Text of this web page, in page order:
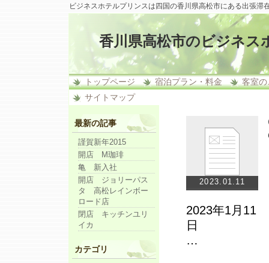
ビジネスホテルプリンスは四国の香川県高松市にある出張
香川県高松市のビジネ
トップページ 宿泊プラン・料金
客室
サイトマップ
2023.01.11
2023年1月11
…
最新の記事
謹賀新年2015
開店 M珈琲
亀 新入社
開店 ジョリーパス
タ 高松レインボー
ロード店
閉店 キッチンユリ
イカ
カテゴリ